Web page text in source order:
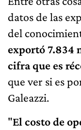
datos de las
del
exportó 7.834
cifra que es
que ver si es
Galeazzi.
"El costo de